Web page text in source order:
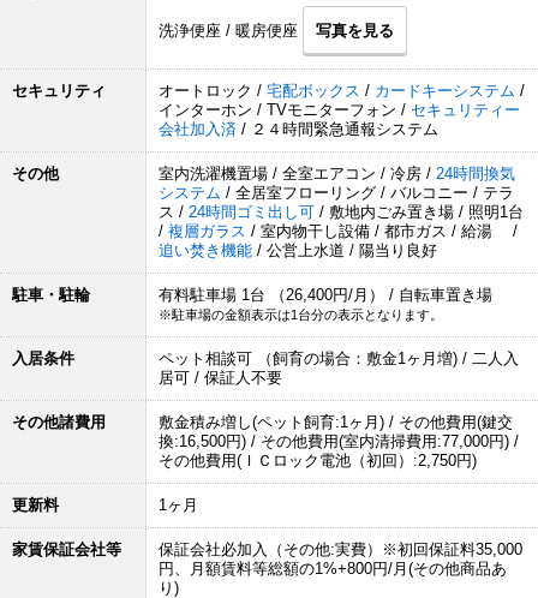
洗浄便座 / 暖房便座 写真を見る
セキュリティ オートロック / 宅配ボックス / カードキーシステム /
インターホン / TVモニターフォン / セキュリティー
会社加入済 / ２４時間緊急通報システム
その他 室内洗濯機置場 / 全室エアコン / 冷房 / 24時間換気
システム / 全居室フローリング / バルコニー / テラ
ス / 24時間ゴミ出し可 / 敷地内ごみ置き場 / 照明1台
/ 複層ガラス / 室内物干し設備 / 都市ガス / 給湯 /
追い焚き機能 / 公営上水道 / 陽当り良好
駐車・駐輪 有料駐車場 1台 （26,400円/月） / 自転車置き場
※駐車場の金額表示は1台分の表示となります。
入居条件
ペット相談可 （飼育の場合：敷金1ヶ月増) / 二人入
居可 / 保証人不要
その他諸費用
敷金積み増し(ペット飼育:1ヶ月) / その他費用(鍵交
換:16,500円) / その他費用(室内清掃費用:77,000円) /
その他費用(ＩＣロック電池（初回）:2,750円)
更新料 1ヶ月
家賃保証会社等
保証会社必加入（その他:実費）※初回保証料35,000
円、月額賃料等総額の1%+800円/月(その他商品あ
り)